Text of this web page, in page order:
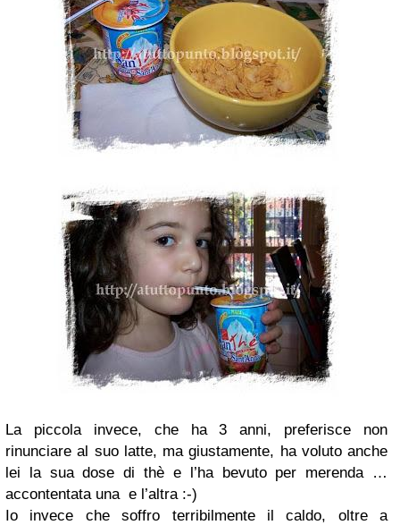
La piccola invece, che ha 3 anni, preferisce non
rinunciare al suo latte, ma giustamente, ha voluto anche
lei la sua dosedi thè e l’ha bevuto per merenda …
accontentata una e l’altra :-)
Io invece che soffro terribilmente il caldo, oltre a